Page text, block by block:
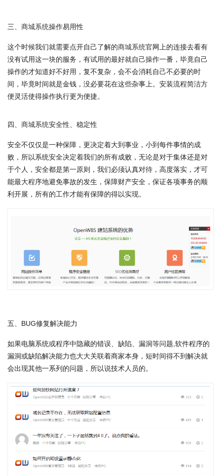
三、 商城系统操作易用性
这个时候我们就需要点开自己了解的商城系统官网上的连接去看有
没有试用这一块的服务，有试用的最好就自己操作一番，毕竟自己
操作的才知道好不好用，复不复杂，会不会消耗自己不必要的时
间，毕竟时间就是金钱，没必要花在这些杂事上。安装流程简洁方
便灵活使得操作执行更为便捷。
四、 商城系统安全性、稳定性
安全不仅仅是一种保障，更决定着大到事业，小到每件事情的成
败，所以系统安全决定着我们的所有成败，无论是对于集体还是对
于个人，安全都是第一原则，我们必须认真对待，高度落实，才可
能最大程序地避免事故的发生，保障财产安全，保证各项事务的顺
利开展，所有的工作才能有保障的得以实现。
五、BUG修复解决能力
如果电脑系统或程序中隐藏的错误、缺陷、漏洞等问题,软件程序的
漏洞或缺陷解决能力也大大关联着商家本身，短时间得不到解决就
会出现其他一系列的问题，所以说技术人员的。